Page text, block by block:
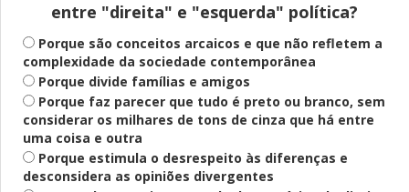
Saúde Mental
Plataforma oferece escuta em saúde
mental para jovens no SUS Digital
Definido
PT lança Patrus Ananias como candidato
ao governo de Minas Gerais
entre "direita" e "esquerda" política?
Porque são conceitos arcaicos e que não refletem a
complexidade da sociedade contemporânea
Porque divide famílias e amigos
Porque faz parecer que tudo é preto ou branco, sem
considerar os milhares de tons de cinza que há entre
uma coisa e outra
Porque estimula o desrespeito às diferenças e
desconsidera as opiniões divergentes